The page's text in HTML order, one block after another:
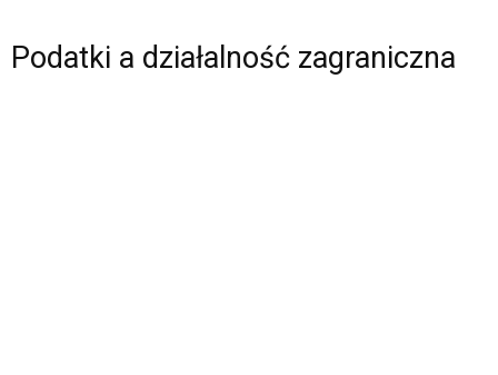
Podatki a działalność zagraniczna